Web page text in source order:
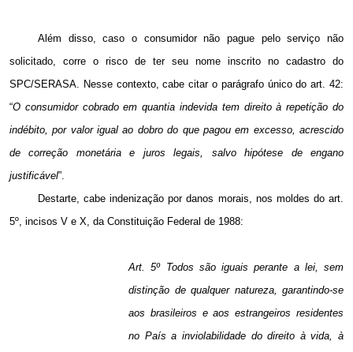
Além disso, caso o consumidor não pague pelo serviço não
solicitado, corre o risco de ter seu nome inscrito no cadastro do
SPC/SERASA. Nesse contexto, cabe citar o parágrafo único do art. 42:
“O consumidor cobrado em quantia indevida tem direito à repetição do
indébito, por valor igual ao dobro do que pagou em excesso, acrescido
de correção monetária e juros legais, salvo hipótese de engano
justificável”.
Destarte, cabe indenização por danos morais, nos moldes do art.
5º, incisos V e X, da Constituição Federal de 1988:
Art. 5º Todos são iguais perante a lei, sem
distinção de qualquer natureza, garantindo-se
aos brasileiros e aos estrangeiros residentes
no País a inviolabilidade do direito à vida, à